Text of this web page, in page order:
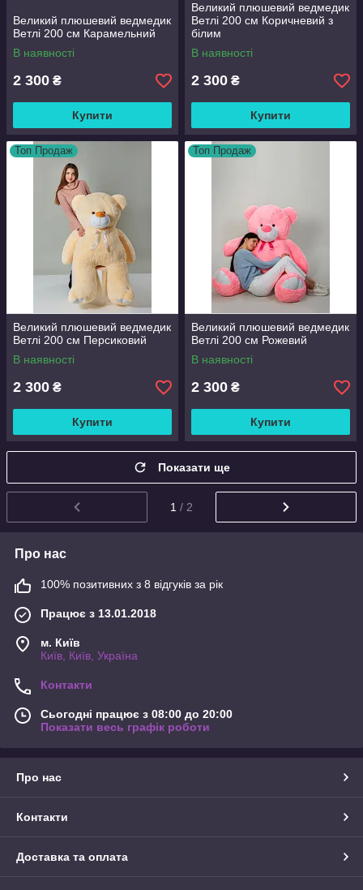
Великий плюшевий ведмедик
Ветлі 200 см Карамельний
В наявності
2 300 ₴
Купити
Великий плюшевий ведмедик
Ветлі 200 см Коричневий з
білим
В наявності
2 300 ₴
Купити
Топ Продаж
Великий плюшевий ведмедик
Ветлі 200 см Персиковий
В наявності
2 300 ₴
Купити
Топ Продаж
Великий плюшевий ведмедик
Ветлі 200 см Рожевий
В наявності
2 300 ₴
Купити
Показати ще
1 / 2
Про нас
100% позитивних з 8 відгуків за рік
Працює з 13.01.2018
м. Київ
Київ, Київ, Україна
Контакти
Сьогодні працює з 08:00 до 20:00
Показати весь графік роботи
Про нас
Контакти
Доставка та оплата